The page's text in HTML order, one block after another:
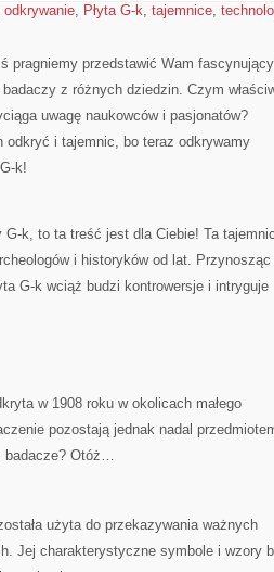
G-
MUSISZ
WIEDZIEĆ!
odkrywanie, Płyta G-k, tajemnice,
pragniemy przedstawić Wam
z różnych dziedzin. Czym
uwagę ​naukowców i pasjonatów?
odkryć i ‌tajemnic, bo‍ teraz odkrywamy
k!
k, to ta⁤ treść jest ‌dla Ciebie! Ta
‌i historyków od⁢ lat. Przynosząc
G-k ​wciąż budzi kontrowersje i intryguje
w⁣ 1908​ roku⁢ w okolicach małego
pozostają‌ jednak nadal
badacze? Otóż…
użyta ⁤do ⁣przekazywania ważnych
Jej ⁤charakterystyczne ⁤symbole ‍i wzory